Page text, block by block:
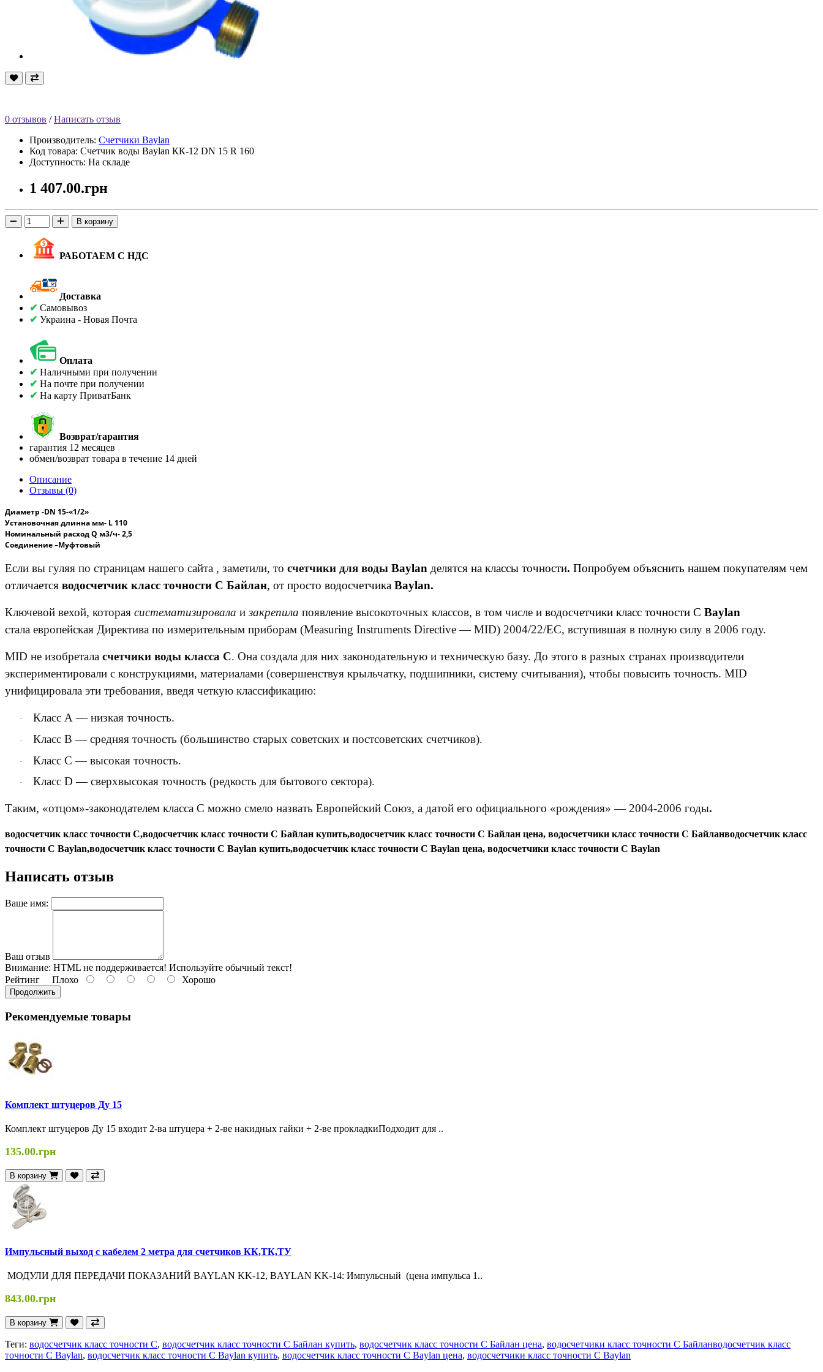
0 отзывов /Написать отзыв
Производитель: Счетчики Baylan
Код товара: Cчетчик воды Baylan КК-12 DN 15 R 160
Доступность: На складе
1 407.00.грн
В корзину
РАБОТАЕМ С НДС
Доставка
✔ Самовывоз
✔ Украина - Новая Почта
Оплата
✔ Наличными при получении
✔ На почте при получении
✔ На карту ПриватБанк
Возврат/гарантия
гарантия 12 месяцев
обмен/возврат товара в течение 14 дней
Описание
Отзывы (0)
Диаметр -DN 15-«1/2»
Установочная длинна мм- L 110
Номинальный расходQ м3/ч- 2,5
Соединение –Муфтовый
Если вы гуляя по страницам нашего сайта , заметили, то счетчики для воды Baylan делятся на классы точности. Попробуем объяснить нашем покупателям чем
отличается водосчетчик класс точности С Байлан, от просто водосчетчика Baylan.
Ключевой вехой, которая систематизировала изакрепила появление высокоточных классов, в том числе и водосчетчики класс точности С Baylan
стала европейская Директива по измерительным приборам (Measuring Instruments Directive — MID) 2004/22/EC, вступившая в полную силу в 2006 году.
MID не изобретала счетчики воды класса С. Она создала для них законодательную и техническую базу. До этого в разных странах производители
экспериментировали с конструкциями, материалами (совершенствуя крыльчатку, подшипники, систему считывания), чтобы повысить точность. MID
унифицировала эти требования, введя четкую классификацию:
· Класс A — низкая точность.
· Класс B — средняя точность (большинство старых советских и постсоветских счетчиков).
· Класс C — высокая точность.
· Класс D — сверхвысокая точность (редкость для бытового сектора).
Таким, «отцом»-законодателем класса С можно смело назвать Европейский Союз, а датой его официального «рождения» — 2004-2006 годы.
водосчетчик класс точности С,водосчетчик класс точности С Байлан купить,водосчетчик класс точности С Байлан цена, водосчетчики класс точности С Байланводосчетчик класс
точности С Baylan,водосчетчик класс точности С Baylan купить,водосчетчик класс точности С Baylan цена, водосчетчики класс точности С Baylan
Написать отзыв
Ваше имя:
Ваш отзыв
Внимание: HTML не поддерживается! Используйте обычный текст!
Рейтинг Плохо Хорошо
Продолжить
Рекомендуемые товары
Комплект штуцеров Ду 15
Комплект штуцеров Ду 15 входит 2-ва штуцера + 2-ве накидных гайки + 2-ве прокладкиПодходит для ..
135.00.грн
В корзину
Импульсный выход с кабелем 2 метра для счетчиков КК,ТК,ТУ
МОДУЛИ ДЛЯ ПЕРЕДАЧИ ПОКАЗАНИЙ BAYLAN KK-12, BAYLAN KK-14: Импульсный (цена импульса 1..
843.00.грн
В корзину
Теги: водосчетчик класс точности С, водосчетчик класс точности С Байлан купить, водосчетчик класс точности С Байлан цена, водосчетчики класс точности С Байланводосчетчик класс
точности С Baylan, водосчетчик класс точности С Baylan купить, водосчетчик класс точности С Baylan цена, водосчетчики класс точности С Baylan